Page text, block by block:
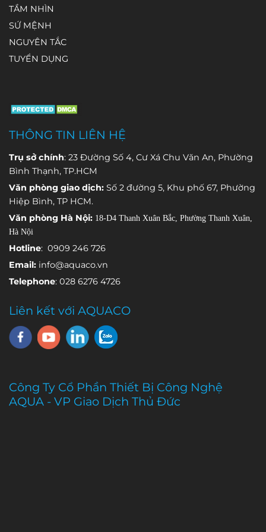
(automatic
weather
nhiều loại
chuyên
dụng, mỗi
cảm biến
việc theo dõi
một thông
số môi
nhau.
cấp tự động
để theo dõi
và phát hiện
bất thường
trong quá
trình vận
xác hoặc hệ
TẦM NHÌN
SỨ MỆNH
NGUYÊN TẮC
TUYỂN DỤNG
THÔNG TIN LIÊN HỆ
Trụ sở chính: 23 Đường Số 4, Cư Xá Chu Văn An, Phường
Bình Thạnh, TP.HCM
Văn phòng giao dịch: Số 2 đường 5, Khu phố 67, Phường
Hiệp Bình, TP HCM.
Văn phòng Hà Nội: 18-D4 Thanh Xuân Bắc, Phường Thanh Xuân,
Hà Nội
Hotline: 0909 246 726
Email: info@aquaco.vn
Telephone: 028 6276 4726
Liên kết với AQUACO
Công Ty Cổ Phần Thiết Bị Công Nghệ
AQUA - VP Giao Dịch Thủ Đức